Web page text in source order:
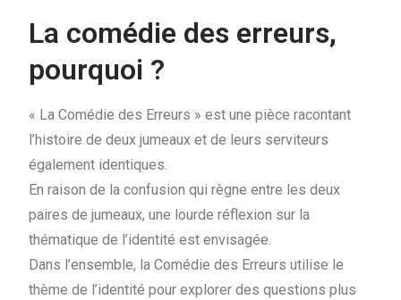
La comédie des erreurs,
pourquoi ?
« La Comédie des Erreurs » est une pièce racontant
l’histoire de deux jumeaux et de leurs serviteurs
également identiques.
En raison de la confusion qui règne entre les deux
paires de jumeaux, une lourde réflexion sur la
thématique de l’identité est envisagée.
Dans l’ensemble, la Comédie des Erreurs utilise le
thème de l’identité pour explorer des questions plus